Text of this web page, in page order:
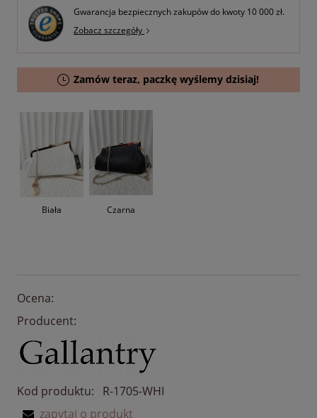
Biała Czarna
Gwarancja bezpiecznych zakupów do kwoty 10 000 zł.
Zobacz szczegóły
Zamów teraz, paczkę wyślemy dzisiaj!
Ocena:
Producent:
Kod produktu:
R-1705-WHI
zapytaj o produkt